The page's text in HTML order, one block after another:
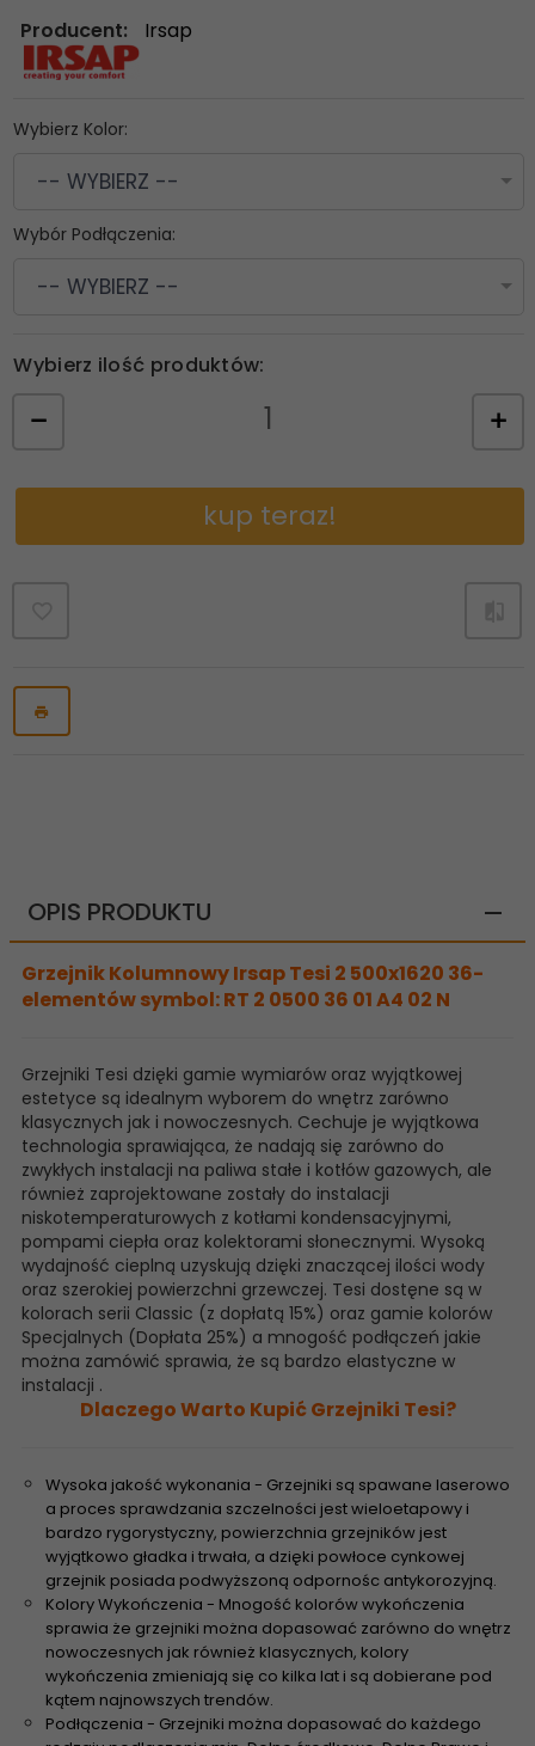
Producent:
Irsap
Wybierz Kolor:
-- WYBIERZ --
Wybór Podłączenia:
-- WYBIERZ --
Wybierz ilość produktów:
kup teraz!
OPIS PRODUKTU
Grzejnik Kolumnowy Irsap Tesi 2 500x1620 36-
elementów symbol: RT 2 0500 36 01 A4 02 N
Grzejniki Tesi dzięki gamie wymiarów oraz wyjątkowej
estetyce są idealnym wyborem do wnętrz zarówno
klasycznych jak i nowoczesnych. Cechuje je wyjątkowa
technologia sprawiająca, że nadają się zarówno do
zwykłych instalacji na paliwa stałe i kotłów gazowych, ale
również zaprojektowane zostały do instalacji
niskotemperaturowych z kotłami kondensacyjnymi,
pompami ciepła oraz kolektorami słonecznymi. Wysoką
wydajność cieplną uzyskują dzięki znaczącej ilości wody
oraz szerokiej powierzchni grzewczej. Tesi dostęne są w
kolorach serii Classic (z dopłatą 15%) oraz gamie kolorów
Specjalnych (Dopłata 25%) a mnogość podłączeń jakie
można zamówić sprawia, że są bardzo elastyczne w
instalacji .
Dlaczego Warto Kupić Grzejniki Tesi?
Wysoka jakość wykonania - Grzejniki są spawane laserowo
a proces sprawdzania szczelności jest wieloetapowy i
bardzo rygorystyczny, powierzchnia grzejników jest
wyjątkowo gładka i trwała, a dzięki powłoce cynkowej
grzejnik posiada podwyższoną odpornośc antykorozyjną.
Kolory Wykończenia - Mnogość kolorów wykończenia
sprawia że grzejniki można dopasować zarówno do wnętrz
nowoczesnych jak również klasycznych, kolory
wykończenia zmieniają się co kilka lat i są dobierane pod
kątem najnowszych trendów.
Podłączenia - Grzejniki można dopasować do każdego